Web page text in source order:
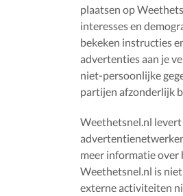
plaatsen op
interesses en
bekeken instructies
advertenties aan je
niet-persoonlijke
partijen afzonderlijk
Weethetsnel.nl
meer informatie over
Weethetsnel.nl is
externe activiteiten